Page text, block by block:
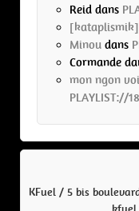
Reid dans
[kataplismik]
Minou dans
Cormande
mon ngon
PLAYLIST://
KFuel / 5 bis